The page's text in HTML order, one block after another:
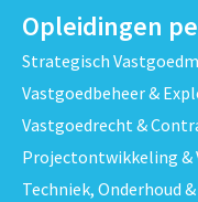
Opleidingen
Strategisch
Vastgoedbeheer &
Vastgoedrecht &
Projectontwikkeling &
Techniek, Onderhoud